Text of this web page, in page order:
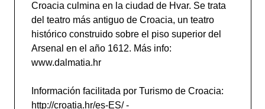
Croacia culmina en la ciudad de Hvar. Se trata
del teatro más antiguo de Croacia, un teatro
histórico construido sobre el piso superior del
Arsenal en el año 1612. Más info:
www.dalmatia.hr
Información facilitada por Turismo de Croacia:
http://croatia.hr/es-ES/ -